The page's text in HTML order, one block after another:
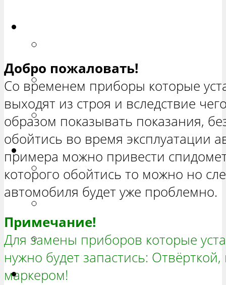
СЕДАН»
РЕМОНТ ВАЗ 2171 «ПРИОРА
УНИВЕРСАЛ»
РЕМОНТ ВАЗ 2172 «ПРИОРА
ХЕТЧБЭК»
Нива
РЕМОНТ ВАЗ 21213 «НИВА
ТРЕХ-ДВЕРНАЯ»
ВАЗ 21214 «НИВА ТРЕХ-
ДВЕРНАЯ»
РЕМОНТ ВАЗ 2131 «НИВА
ЧЕТЫРЕХ-ДВЕРНАЯ»
Гранта
Добро пожаловать!
Со временем приборы которые
выходят из строя и вследствие
образом показывать показания,
обойтись во время эксплуатации
примера можно привести
которого обойтись то можно но
автомобиля будет уже проблемно.
Примечание!
Для замены приборов которые
нужно будет запастись:
маркером!